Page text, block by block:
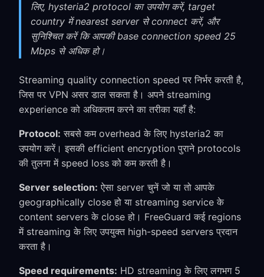
लिए, hysteria2 protocol का उपयोग करें, target
country में nearest server से connect करें, और
सुनिश्चित करें कि आपकी base connection speed 25
Mbps से अधिक हो।
Streaming quality connection speed पर निर्भर करती है,
जिस पर VPN असर डाल सकता है। अपने streaming
experience को अधिकतम करने का तरीका यहाँ है:
Protocol: सबसे कम overhead के लिए hysteria2 का
उपयोग करें। इसकी efficient encryption पुराने protocols
की तुलना में speed loss को कम करती है।
Server selection: ऐसा server चुनें जो या तो आपके
geographically close हो या streaming service के
content servers के close हो। FreeGuard कई regions
में streaming के लिए उपयुक्त high-speed servers प्रदान
करता है।
Speed requirements: HD streaming के लिए लगभग 5